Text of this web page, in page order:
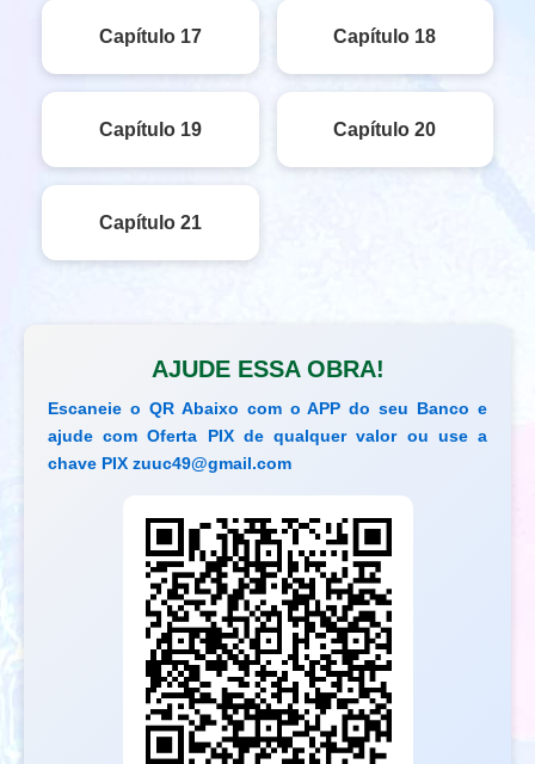
Capítulo 17 Capítulo 18
Capítulo 19 Capítulo 20
Capítulo 21
AJUDE ESSA OBRA!
Escaneie o QR Abaixo com o APP do seu Banco e
ajude com Oferta PIX de qualquer valor ou use a
chave PIX zuuc49@gmail.com